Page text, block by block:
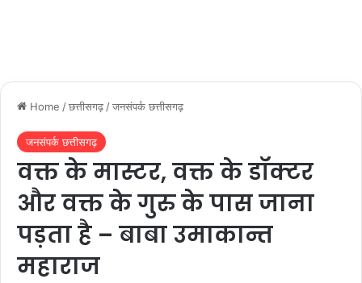
Home /छत्तीसगढ़ /जनसंपर्क छत्तीसगढ़
जनसंपर्क छत्तीसगढ़
वक्त के मास्टर, वक्त के डॉक्टर
और वक्त के गुरु के पास जाना
पड़ता है – बाबा उमाकान्त
महाराज